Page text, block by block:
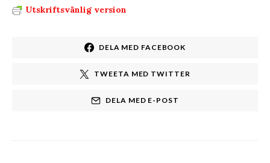
Utskriftsvänlig version
DELA MED FACEBOOK
TWEETA MED TWITTER
DELA MED E-POST